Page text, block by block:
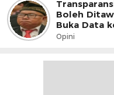
Boleh
Buka Data
Opini